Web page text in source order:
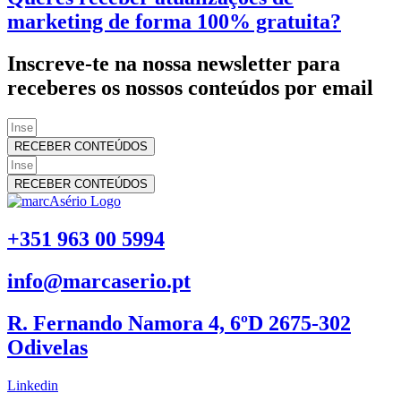
marketing de forma 100% gratuita?
Inscreve-te na nossa newsletter para
receberes os nossos conteúdos por email
RECEBER CONTEÚDOS
RECEBER CONTEÚDOS
+351 963 00 5994
info@marcaserio.pt
R. Fernando Namora 4, 6ºD 2675-302
Odivelas
Linkedin